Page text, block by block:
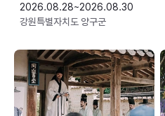
2026.08.28~2026.08.30
강원특별자치도 양구군